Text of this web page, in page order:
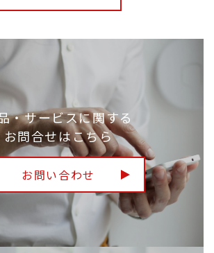
・サービスに関する
お問合せはこちら
お問い合わせ